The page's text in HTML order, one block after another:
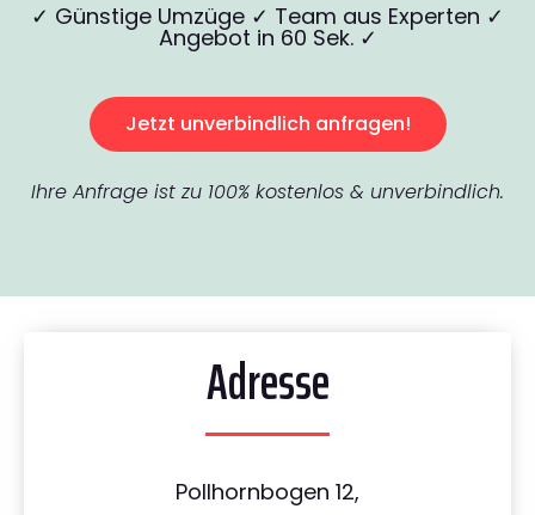
✓ Günstige Umzüge ✓ Team aus Experten ✓
Angebot in 60 Sek. ✓
Jetzt unverbindlich anfragen!
Ihre Anfrage ist zu 100% kostenlos & unverbindlich.
Adresse
Pollhornbogen 12,